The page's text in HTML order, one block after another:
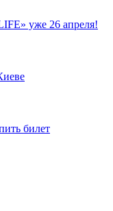
уже 26 апреля!
билет